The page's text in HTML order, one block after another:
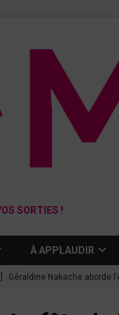
SORTIES !
À APPLAUDIR
Géraldine Nakache aborde